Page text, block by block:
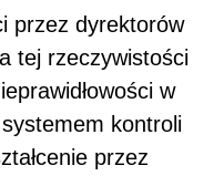
przez dyrektorów
tej rzeczywistości
w
kontroli
przez